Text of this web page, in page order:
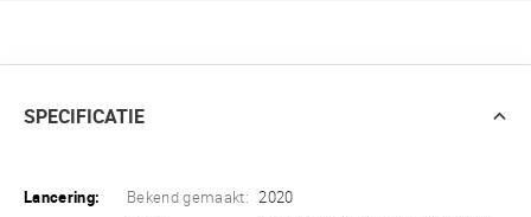
SPECIFICATIE
Lancering: Bekend gemaakt:
2020